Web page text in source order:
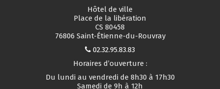
Hôtel de ville
Place de la libération
CS 80458
76806 Saint-Étienne-du-Rouvray
02.32.95.83.83
Horaires d’ouverture :
Du lundi au vendredi de 8h30 à 17h30
Samedi de 9h à 12h